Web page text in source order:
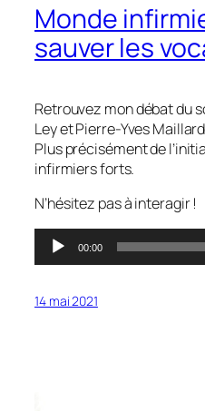
Monde
sauver les
Retrouvez mon débat du
Ley et Pierre-Yves
Plus précisément de
infirmiers forts.
N’hésitez pas à interagir !
Lecteur
audio
00:00
14 mai 2021